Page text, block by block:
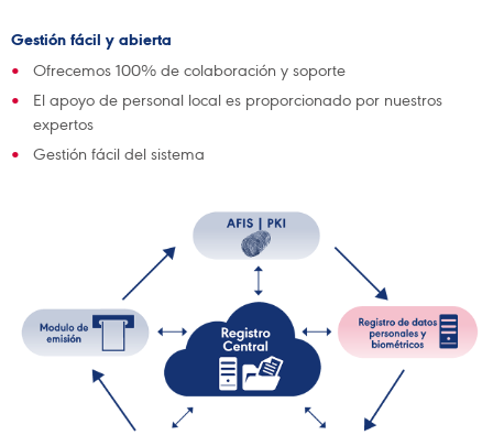
Gestión fácil y abierta
Ofrecemos 100% de colaboración y soporte
El apoyo de personal local es proporcionado por nuestros
expertos
Gestión fácil del sistema